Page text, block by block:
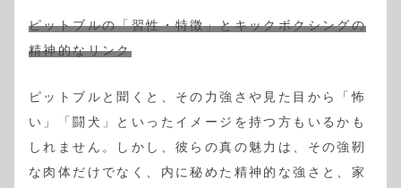
ピットブルの「習性・特徴」とキックボクシングの
精神的なリンク
ピットブルと聞くと、その力強さや見た目から「怖
い」「闘犬」といったイメージを持つ方もいるかも
しれません。しかし、彼らの真の魅力は、その強靭
な肉体だけでなく、内に秘めた精神的な強さと、家